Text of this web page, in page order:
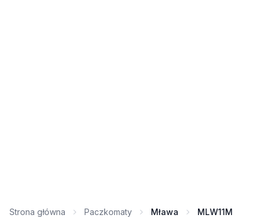
Strona główna Paczkomaty Mława MLW11M